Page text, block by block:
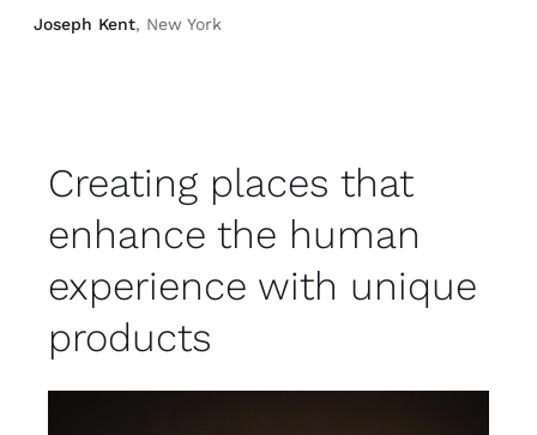
Joseph Kent, New York
Creating places that
enhance the human
experience with unique
products